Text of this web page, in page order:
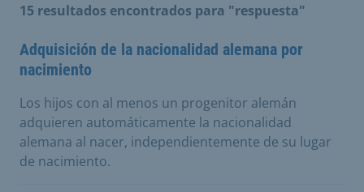
15 resultados encontrados para "respuesta"
Adquisición de la nacionalidad alemana por
nacimiento
Los hijos con al menos un progenitor alemán
adquieren automáticamente la nacionalidad
alemana al nacer, independientemente de su lugar
de nacimiento.